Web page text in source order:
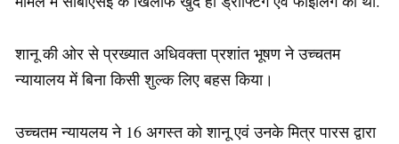
शानू की ओर से प्रख्यात अधिवक्ता प्रशांत भूषण ने उच्चतम
न्यायालय में बिना किसी शुल्क लिए बहस किया।
उच्चतम न्यायलय ने 16 अगस्त को शानू एवं उनके मित्र पारस द्वारा